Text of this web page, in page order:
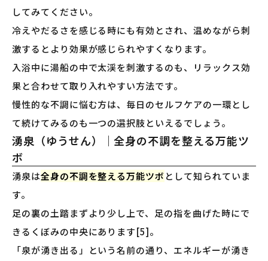
してみてください。
冷えやだるさを感じる時にも有効とされ、温めながら刺
激するとより効果が感じられやすくなります。
入浴中に湯船の中で太渓を刺激するのも、リラックス効
果と合わせて取り入れやすい方法です。
慢性的な不調に悩む方は、毎日のセルフケアの一環とし
て続けてみるのも一つの選択肢といえるでしょう。
湧泉（ゆうせん）｜全身の不調を整える万能ツ
ボ
湧泉は全身の不調を整える万能ツボ として知られていま
す。
足の裏の土踏まずより少し上で、足の指を曲げた時にで
きるくぼみの中央にあります[5]。
「泉が湧き出る」という名前の通り、エネルギーが湧き